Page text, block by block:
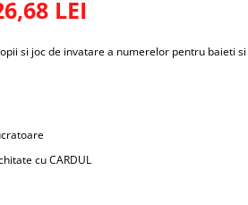
LEI
si joc de invatare a numerelor pentru baieti
cu CARDUL